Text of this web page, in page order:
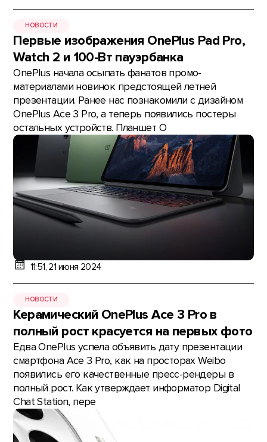
НОВОСТИ
Первые изображения OnePlus Pad Pro,
Watch 2 и 100-Вт пауэрбанка
OnePlus начала осыпать фанатов промо-
материалами новинок предстоящей летней
презентации. Ранее нас познакомили с дизайном
OnePlus Ace 3 Pro, а теперь появились постеры
остальных устройств. Планшет O
11:51, 21 июня 2024
НОВОСТИ
Керамический OnePlus Ace 3 Pro в
полный рост красуется на первых фото
Едва OnePlus успела объявить дату презентации
смартфона Ace 3 Pro, как на просторах Weibo
появились его качественные пресс-рендеры в
полный рост. Как утверждает информатор Digital
Chat Station, пере